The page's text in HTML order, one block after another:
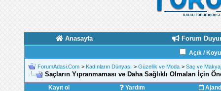
Anasayfa Forum
Açık /
ForumAdasi.Com > Kadınların Dünyası > Güzellik ve Moda > Saç ve Makyaj
Saçların Yıpranmaması ve Daha Sağlıklı Olmaları İçin
Kayıt ol Yardım